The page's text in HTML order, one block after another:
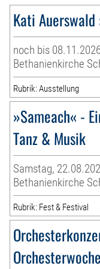
Kati
noch bis
Bethanienkirche
Rubrik: Ausstellung
»Sameach« -
Tanz & Musik
Samstag,
Bethanienkirche
Rubrik: Fest & Festival